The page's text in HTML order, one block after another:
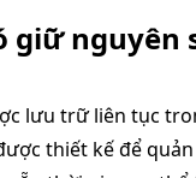
giữ
lưu trữ liên tục
thiết kế để